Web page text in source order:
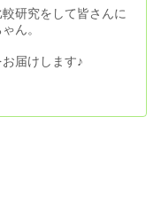
研究をして皆さんに
ん。
届けします♪